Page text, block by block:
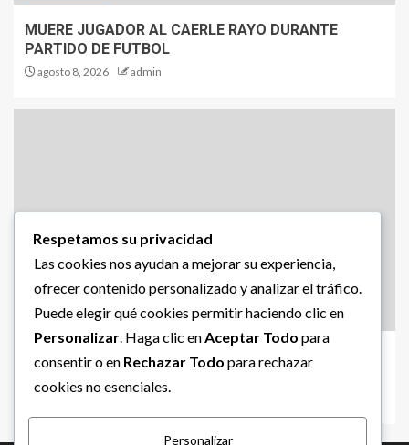
MUERE JUGADOR AL CAERLE RAYO DURANTE
PARTIDO DE FUTBOL
agosto 8, 2026 admin
INTERNACIONAL
NUEVO MANDATARIO PARA COLOMBIA
Respetamos su privacidad
Las cookies nos ayudan a mejorar su experiencia,
ofrecer contenido personalizado y analizar el tráfico.
Puede elegir qué cookies permitir haciendo clic en
Personalizar. Haga clic enAceptar Todo para
consentir o en Rechazar Todo para rechazar
cookies no esenciales.
Personalizar